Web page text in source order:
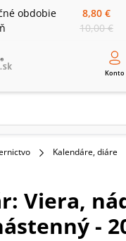
obdobie
8,80 €
10,00 €
Konto
Kalendáre, diáre
Viera,
-